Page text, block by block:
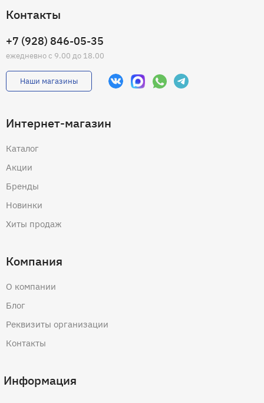
Контакты
+7 (928) 846-05-35
ежедневно с 9.00 до 18.00
Наши магазины
Интернет-магазин
Каталог
Акции
Бренды
Новинки
Хиты продаж
Компания
О компании
Блог
Реквизиты организации
Контакты
Информация